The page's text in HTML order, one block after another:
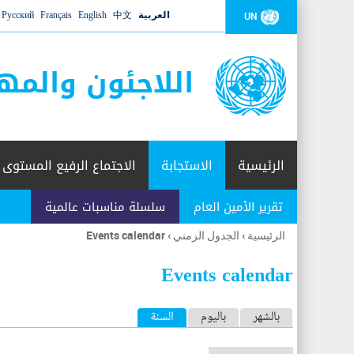
UN العربية 中文
English
Français
Русский
اللاجئون
الرئيسية الاستجابة
تقرير الأمين العام سلسلة مناسبات عالمية
الاجتماع الرفيع المستوى
أنت
هنا
الرئيسية › الجدول الزمني ›
Events calendar
Events calendar
ا
ل
بالشهر باليوم السنة (علامة التبويب النشطة)